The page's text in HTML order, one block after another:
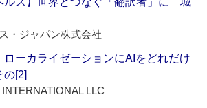
・ジャパン株式会社
ローカライゼーションにAIをどれだけ
の[2]
LLC